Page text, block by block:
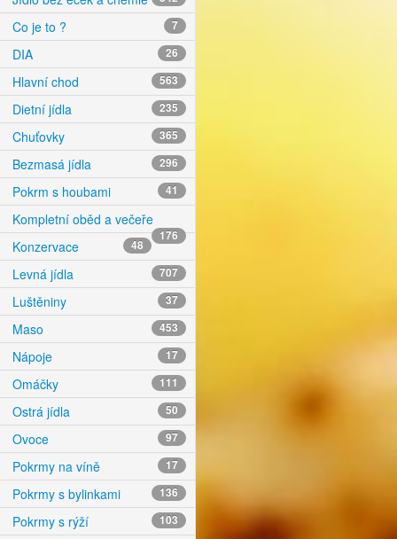
Co je to ? 7
DIA 26
Hlavní chod 563
Dietní jídla 235
Chuťovky 365
Bezmasá jídla 296
Pokrm s houbami 41
Kompletní oběd a večeře
176
Konzervace 48
Levná jídla 707
Luštěniny 37
Maso 453
Nápoje 17
Omáčky 111
Ostrá jídla 50
Ovoce 97
Pokrmy na víně 17
Pokrmy s bylinkami 136
Pokrmy s rýží 103